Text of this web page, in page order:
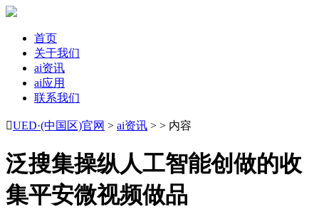
首页
关于我们
ai资讯
ai应用
联系我们
UED·(中国区)官网 > ai资讯 > > 内容
泛搜集操纵人工智能创做的收
集平安微视频做品